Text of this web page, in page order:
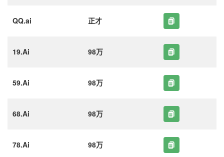
QQ.ai 正才
19.Ai 98万
59.Ai 98万
68.Ai 98万
78.Ai 98万